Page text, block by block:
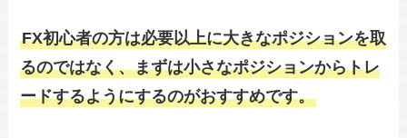
FX初心者の方は必要以上に大きなポジションを取
るのではなく、まずは小さなポジションからトレ
ードするようにするのがおすすめです。